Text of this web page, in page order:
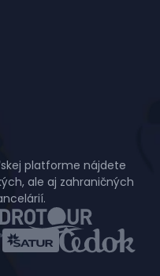
platforme nájdete
ale aj zahraničných